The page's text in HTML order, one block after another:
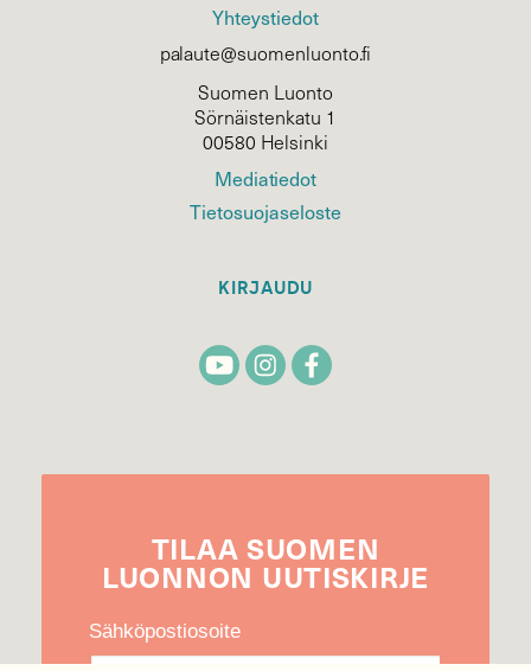
Yhteystiedot
palaute@suomenluonto.fi
Suomen Luonto
Sörnäistenkatu 1
00580 Helsinki
Mediatiedot
Tietosuojaseloste
KIRJAUDU
TILAA SUOMEN
LUONNON UUTIS­KIRJE
Sähköpostiosoite